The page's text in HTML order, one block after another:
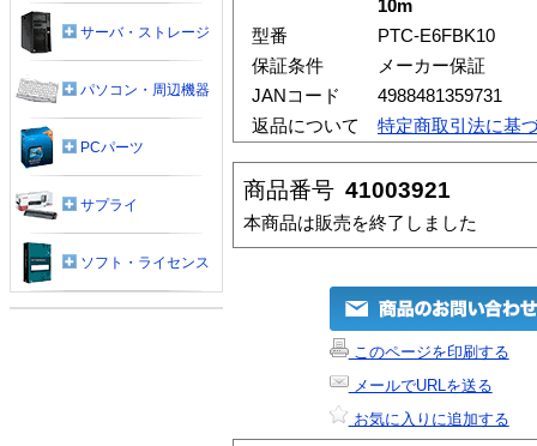
10m
型番
PTC-E6FBK10
保証条件
メーカー保証
JANコード
4988481359731
返品について
特定商取引法に基
商品番号 41003921
本商品は販売を終了しました
このページを印刷する
メールでURLを送る
お気に入りに追加する
サーバ・ストレージ
パソコン・周辺機器
PCパーツ
サプライ
ソフト・ライセンス